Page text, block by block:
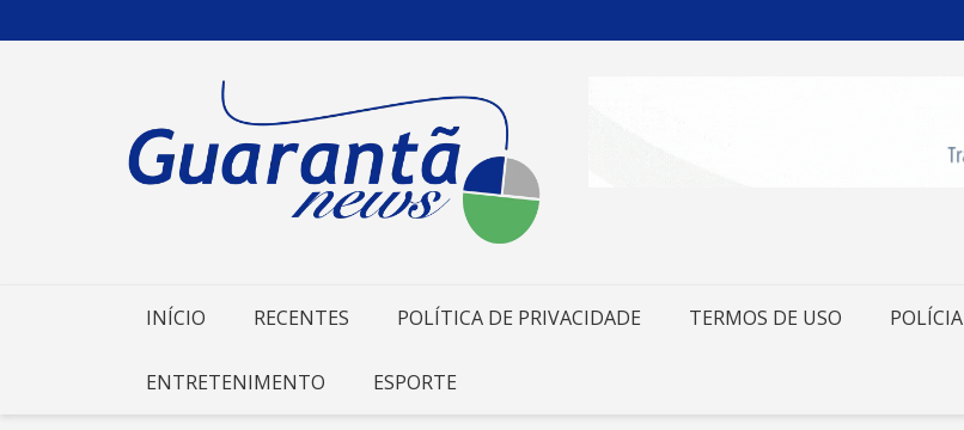
para
INÍCIO RECENTES POLÍTICA DE PRIVACIDADE TERMOS DE USO POLÍCIA
ENTRETENIMENTO ESPORTE